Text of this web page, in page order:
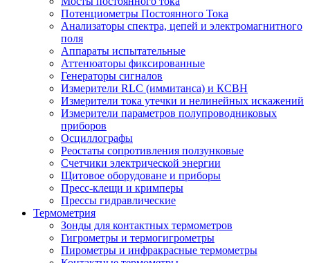
Потенциометры Постоянного Тока
Анализаторы спектра, цепей и электромагнитного
поля
Аппараты испытательные
Аттенюаторы фиксированные
Генераторы сигналов
Измерители RLC (иммитанса) и КСВН
Измерители тока утечки и нелинейных искажений
Измерители параметров полупроводниковых
приборов
Осциллографы
Реостаты сопротивления ползунковые
Счетчики электрической энергии
Щитовое оборудоване и приборы
Пресс-клещи и кримперы
Прессы гидравлические
Термометрия
Зонды для контактных термометров
Гигрометры и термогигрометры
Пирометры и инфракрасные термометры